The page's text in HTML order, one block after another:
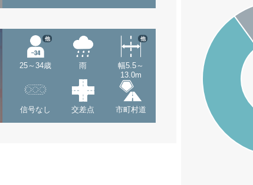
25～34歳
他
雨
幅5.5～
13.0m
他
信号なし 交差点 市町村道